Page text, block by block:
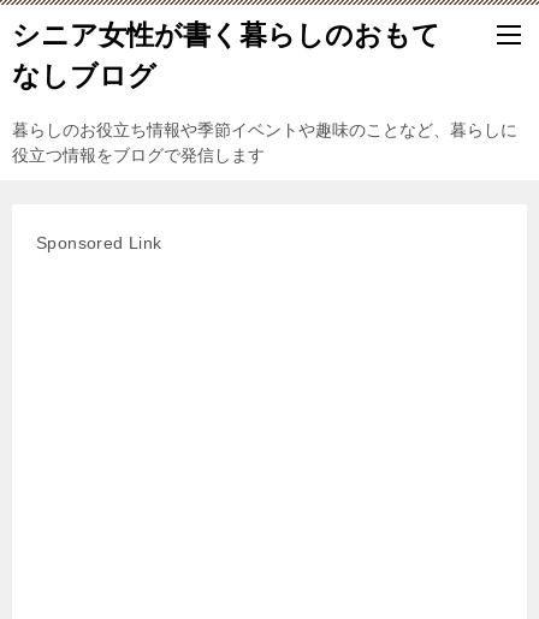
シニア女性が書く暮らしのおもて
なしブログ
暮らしのお役立ち情報や季節イベントや趣味のことなど、暮らしに
役立つ情報をブログで発信します
Sponsored Link